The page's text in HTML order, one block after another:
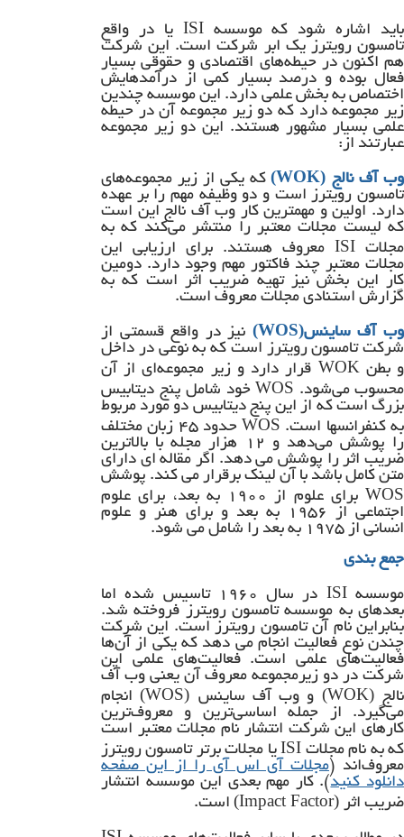
باید اشاره شود که موسسهISI یا در واقع
تامسون رویترز یک ابر شرکت است. این شرکت
هم اکنون در حیطه‌های اقتصادی و حقوقی بسیار
فعال بوده و درصد بسیار کمی از درآمدهایش
اختصاص به بخش علمی دارد. این موسسه چندین
زیر مجموعه دارد که دو زیر مجموعه آن در حیطه
علمی بسیار مشهور هستند. این دو زیر مجموعه
عبارتند از:
وب آف نالج (WOK)
که یکی از زیر مجموعه‌های
تامسون رویترز است و دو وظیفه مهم را بر عهده
دارد. اولین و مهمترین کار وب آف نالج این است
که لیست مجلات معتبر را منتشر می‌کند که به
مجلات ISI معروف هستند. برای ارزیابی این
مجلات معتبر چند فاکتور مهم وجود دارد. دومین
کار این بخش نیز تهیه ضریب اثر است که به
گزارش استنادی مجلات معروف است.
وب آف ساینس(WOS)
نیز در واقع قسمتی از
شرکت تامسون رویترز است که به نوعی در داخل
و بطنWOK قرار دارد و زیر مجموعه‌ای از آن
محسوب می‌شود. WOS خود شامل پنج دیتابیس
بزرگ است که از این پنج دیتابیس دو مورد مربوط
به کنفرانسها است. WOS
حدود ۴۵ زبان مختلف
را پوشش می‌دهد و ۱۲ هزار مجله با بالاترین
ضریب اثر را پوشش می دهد. اگر مقاله ای دارای
متن کامل باشد با آن لینک برقرار می کند. پوشش
WOS
برای علوم از ۱۹۰۰ به بعد، برای علوم
اجتماعی از ۱۹۵۶ به بعد و برای هنر و علوم
انسانی از ۱۹۷۵ به بعد را شامل می شود.
جمع بندی
موسسهISI
در سال ۱۹۶۰ تاسیس شده اما
بعدهای به موسسه تامسون رویترز فروخته شد.
بنابراین نام آن تامسون رویترز است. این شرکت
چندن نوع فعالیت انجام می دهد که یکی از آن‌ها
فعالیت‌های علمی است. فعالیت‌های علمی این
شرکت در دو زیرمجموعه معروف آن یعنی وب آف
نالج (WOK) و وب آف ساینس (WOS)
انجام
می‌گیرد. از جمله اساسی‌ترین و معروف‌ترین
کارهای این شرکت انتشار نام مجلات معتبر است
که به نام مجلات ISIیا مجلات برتر تامسون رویترز
معروف‌اند (مجلات آی اس آی را از این صفحه
دانلود کنید). کار مهم بعدی این موسسه انتشار
ضریب اثر (Impact Factor) است.